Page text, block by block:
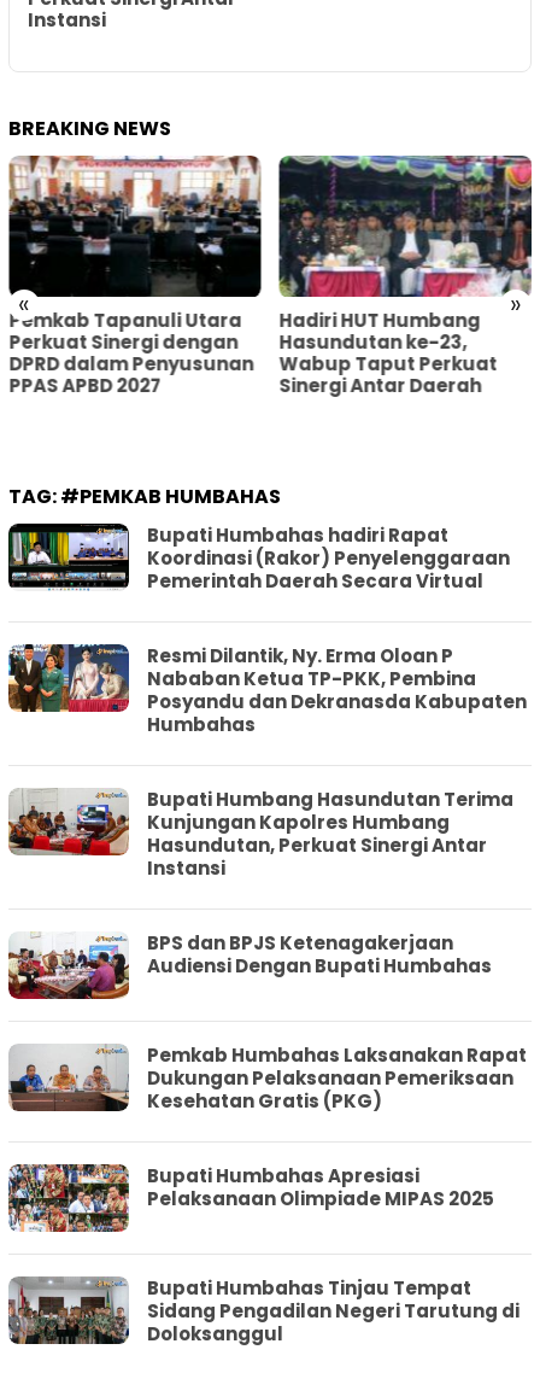
Instansi
BREAKING NEWS
« »
Pemkab Tapanuli Utara
Perkuat Sinergi dengan
DPRD dalam Penyusunan
PPAS APBD 2027
Hadiri HUT Humbang
Hasundutan ke-23,
Wabup Taput Perkuat
Sinergi Antar Daerah
TAG:#PEMKAB HUMBAHAS
Bupati Humbahas hadiri Rapat
Koordinasi (Rakor) Penyelenggaraan
Pemerintah Daerah Secara Virtual
Resmi Dilantik, Ny. Erma Oloan P
Nababan Ketua TP-PKK, Pembina
Posyandu dan Dekranasda Kabupaten
Humbahas
Bupati Humbang Hasundutan Terima
Kunjungan Kapolres Humbang
Hasundutan, Perkuat Sinergi Antar
Instansi
BPS dan BPJS Ketenagakerjaan
Audiensi Dengan Bupati Humbahas
Pemkab Humbahas Laksanakan Rapat
Dukungan Pelaksanaan Pemeriksaan
Kesehatan Gratis (PKG)
Bupati Humbahas Apresiasi
Pelaksanaan Olimpiade MIPAS 2025
Bupati Humbahas Tinjau Tempat
Sidang Pengadilan Negeri Tarutung di
Doloksanggul